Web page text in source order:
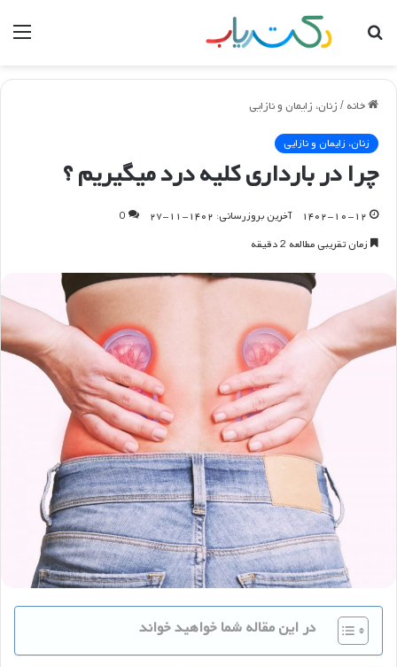
جستجو
خانه / زنان، زایمان و نازایی
زنان، زایمان و نازایی
چرا در بارداری کلیه درد میگیریم ؟
۱۴۰۲-۱۰-۱۲ آخرین بروزرسانی: ۱۴۰۲-۱۱-۲۷
0
زمان تقریبی مطالعه 2 دقیقه
در این مقاله شما خواهید خواند